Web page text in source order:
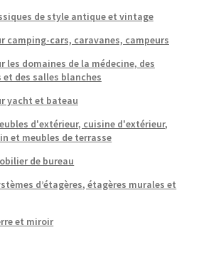
de style antique et vintage
camping-cars, caravanes, campeurs
les domaines de la médecine, des
des salles blanches
yacht et bateau
d'extérieur, cuisine d'extérieur,
et meubles de terrasse
de bureau
d’étagères, étagères murales et
et miroir